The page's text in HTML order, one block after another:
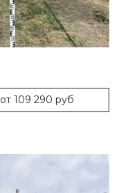
от 109 290 руб